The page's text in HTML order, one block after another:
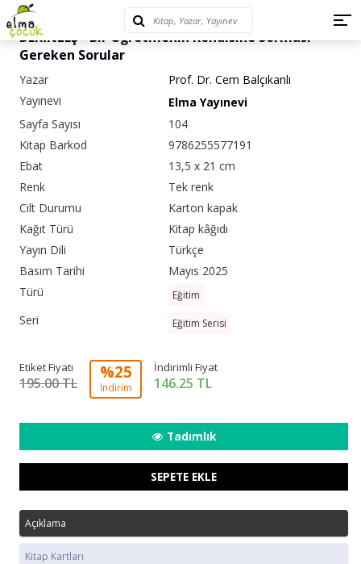
DERİNLEŞ - Bir Öğretmenin Kendisine Sorması
Gereken Sorular
Yazar
Prof. Dr. Cem Balçıkanlı
Yayınevi
Elma Yayınevi
Sayfa Sayısı
104
Kitap Barkod
9786255577191
Ebat
13,5 x 21 cm
Renk
Tek renk
Cilt Durumu
Karton kapak
Kağıt Türü
Kitap kâğıdı
Yayın Dili
Türkçe
Basım Tarihi
Mayıs 2025
Türü
Eğitim
Seri Eğitim Serisi
Etiket Fiyatı
195.00 TL
%25
İndirim
İndirimli Fiyat
146.25 TL
Tadımlık
SEPETE EKLE
Açıklama
Kitap Kartları